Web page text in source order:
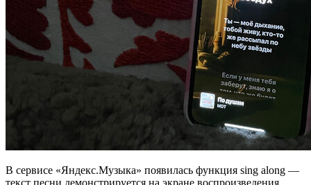
В сервисе «Яндекс.Музыка» появилась функция sing along —